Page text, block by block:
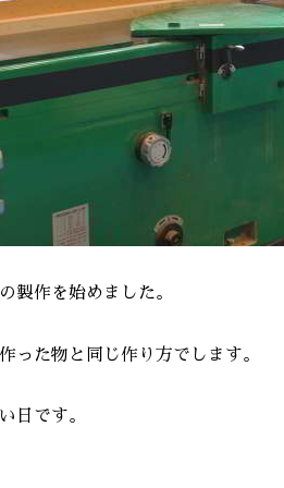
製作を始めました。
った物と同じ作り方でします。
日です。